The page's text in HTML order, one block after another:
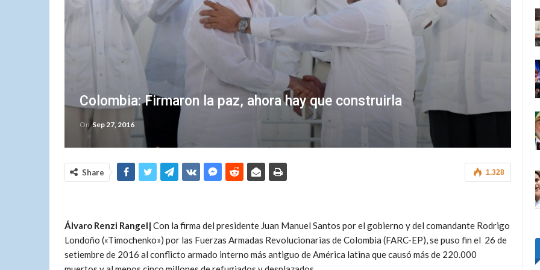
Colombia: Firmaron la paz, ahora hay que construirla
OnSep 27, 2016
1.328
Share
Álvaro Renzi Rangel| Con la firma del presidente Juan Manuel Santos por el gobierno y del comandante Rodrigo
Londoño («Timochenko») por las Fuerzas Armadas Revolucionarias de Colombia (FARC-EP), se puso fin el 26 de
setiembre de 2016 al conflicto armado interno más antiguo de América latina que causó más de 220.000